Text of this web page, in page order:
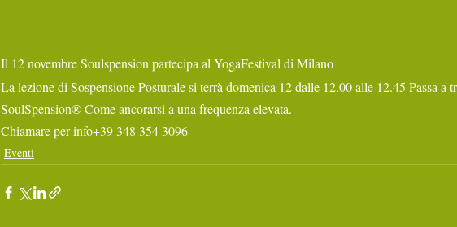
Il 12 novembre Soulspension partecipa al YogaFestival di Milano
La lezione di Sospensione Posturale si terrà domenica 12 dalle 12.00 alle 12.45 Passa a
SoulSpension® Come ancorarsi a una frequenza elevata.
Chiamare per info+39 348 354 3096
Eventi